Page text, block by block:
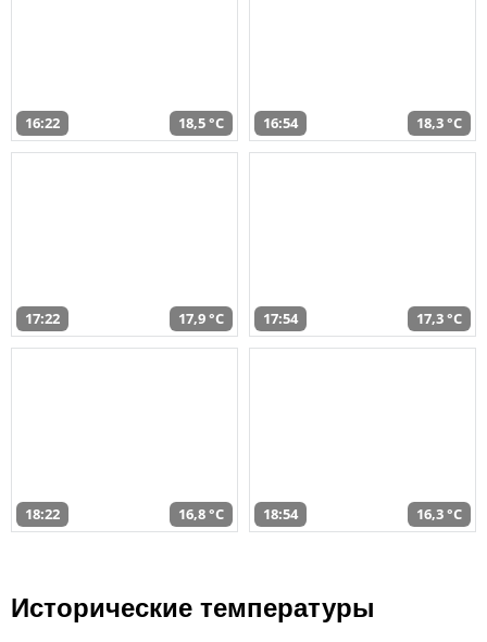
16:22 18,5 °C 16:54 18,3 °C
17:22 17,9 °C 17:54 17,3 °C
18:22 16,8 °C 18:54 16,3 °C
Исторические температуры